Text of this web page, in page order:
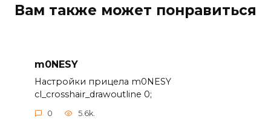
Вам также может понравиться
m0NESY
Настройки прицела m0NESY
cl_crosshair_drawoutline 0;
0 5.6k.